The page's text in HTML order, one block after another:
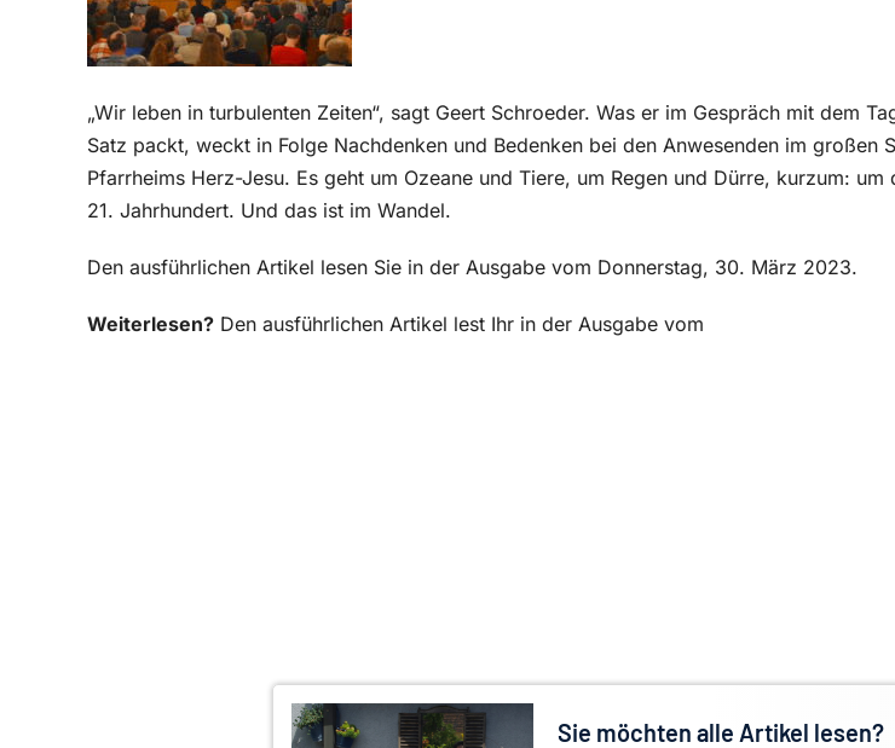
„Wir leben in turbulenten Zeiten“, sagt Geert Schroeder. Was er im Gespräch mit dem
Satz packt, weckt in Folge Nachdenken und Bedenken bei den Anwesenden im großen
Pfarrheims Herz-Jesu. Es geht um Ozeane und Tiere, um Regen und Dürre, kurzum: um
21. Jahrhundert. Und das ist im Wandel.
Den ausführlichen Artikel lesen Sie in der Ausgabe vom Donnerstag, 30. März 2023.
Weiterlesen? Den ausführlichen Artikel lest Ihr in der Ausgabe vom
Sie möchten alle Artikel lesen?